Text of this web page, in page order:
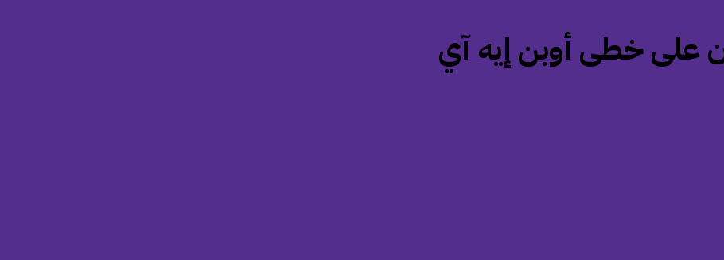
على خطى أوبن إيه آي